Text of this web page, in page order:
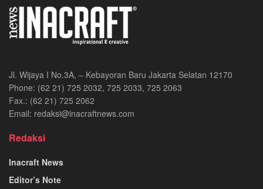
Jl. Wijaya I No.3A, – Kebayoran Baru Jakarta Selatan 12170
Phone: (62 21) 725 2032, 725 2033, 725 2063
Fax.: (62 21) 725 2062
Email: redaksi@inacraftnews.com
Redaksi
Inacraft News
Editor’s Note